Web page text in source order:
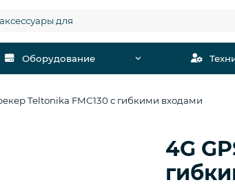
Оборудование
Teltonika FMC130 с гибкими входами
4G